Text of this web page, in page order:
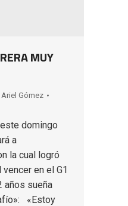
MUY
Ariel Gómez
domingo
a
la cual logró
en el G1
años sueña
«Estoy